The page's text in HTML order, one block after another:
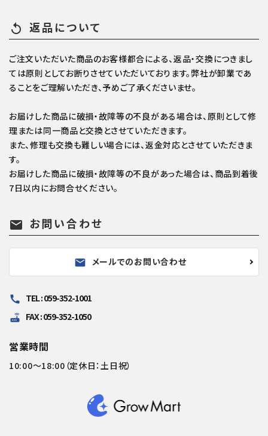
replay 返品について
ご注文いただいた商品のお客様都合による、返品・交換につきまし
ては原則としてお断りさせていただいております。弊社が卸業であ
ることをご理解いただき、予めご了承くださいませ。
お届けした商品に破損・故障等の不良がある場合は、原則として修
理または同一商品と交換とさせていただきます。
また、修理も交換も難しい場合には、返金対応とさせていただきま
す。
お届けした商品に破損・故障等の不良があった場合は、商品到着後
7日以内にお問合せください。
mail お問い合わせ
mail メールでのお問い合わせ
call TEL : 059-352-1001
router FAX : 059-352-1050
営業時間
10:00～18:00（定休日：土日祝）